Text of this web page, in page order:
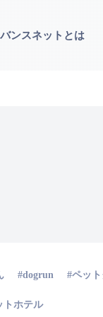
ンスネットとは
dogrun ペッ
トホテル